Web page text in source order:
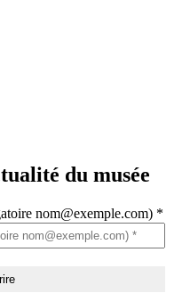
du musée
nom@exemple.com) *